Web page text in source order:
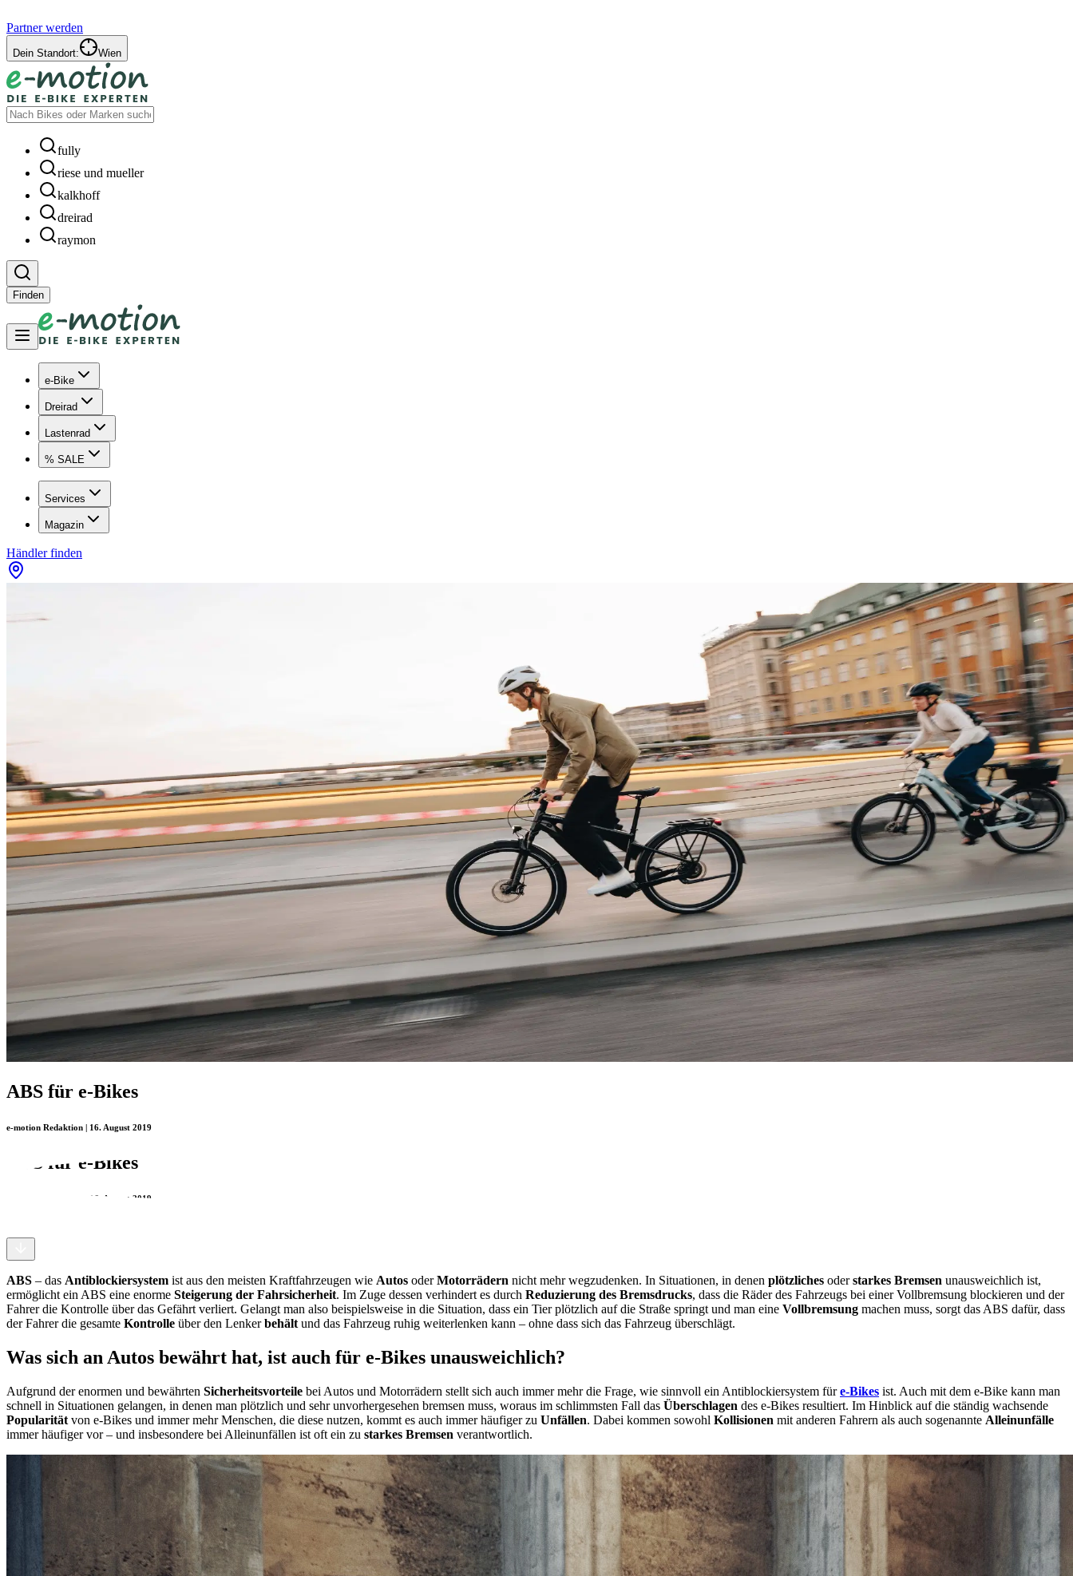
Partner werden
Dein Standort: Wien
fully
riese und mueller
kalkhoff
dreirad
raymon
Finden
e-Bike
Dreirad
Lastenrad
% SALE
Services
Magazin
Händler finden
ABS für e-Bikes
e-motion Redaktion | 16. August 2019
ABS für e-Bikes
e-motion Redaktion | 16. August 2019
ABS – das Antiblockiersystem ist aus den meisten Kraftfahrzeugen wie Autos oderMotorrädern nicht mehr wegzudenken. In Situationen, in denen plötzliches oderstarkes Bremsen unausweichlich ist,
ermöglicht ein ABS eine enorme Steigerung der Fahrsicherheit. Im Zuge dessen verhindert es durch Reduzierung des Bremsdrucks, dass die Räder des Fahrzeugs bei einer Vollbremsung blockieren und der
Fahrer die Kontrolle über das Gefährt verliert. Gelangt man also beispielsweise in die Situation, dass ein Tier plötzlich auf die Straße springt und man eine Vollbremsung machen muss, sorgt das ABS dafür, dass
der Fahrer die gesamte Kontrolle über den Lenkerbehält und das Fahrzeug ruhig weiterlenken kann – ohne dass sich das Fahrzeug überschlägt.
Was sich an Autos bewährt hat, ist auch für e-Bikes unausweichlich?
Aufgrund der enormen und bewährten Sicherheitsvorteile bei Autos und Motorrädern stellt sich auch immer mehr die Frage, wie sinnvoll ein Antiblockiersystem füre-Bikes ist. Auch mit dem e-Bike kann man
schnell in Situationen gelangen, in denen man plötzlich und sehr unvorhergesehen bremsen muss, woraus im schlimmsten Fall das Überschlagen des e-Bikes resultiert. Im Hinblick auf die ständig wachsende
Popularität von e-Bikes und immer mehr Menschen, die diese nutzen, kommt es auch immer häufiger zu Unfällen. Dabei kommen sowohl Kollisionen mit anderen Fahrern als auch sogenannte Alleinunfälle
immer häufiger vor – und insbesondere bei Alleinunfällen ist oft ein zu starkes Bremsen verantwortlich.